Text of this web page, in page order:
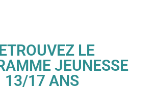
LE
JEUNESSE
13/17 ANS